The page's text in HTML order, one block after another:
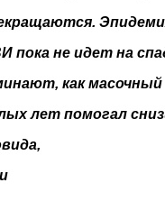
пока не идет на
как
лет помогал